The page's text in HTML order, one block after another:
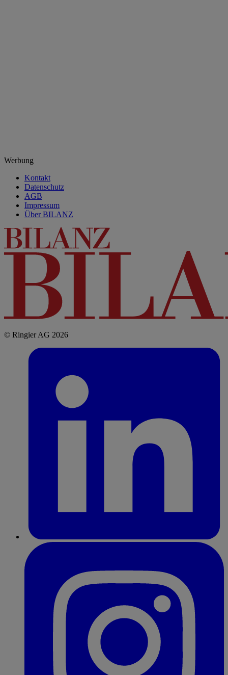
Werbung
Kontakt
Datenschutz
AGB
Impressum
Über BILANZ
© Ringier AG 2026